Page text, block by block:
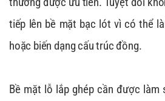
tiếp lên bề mặt bạc lót vì có thể
hoặc biến dạng cấu trúc đồng.
Bề mặt lỗ lắp ghép cần được làm